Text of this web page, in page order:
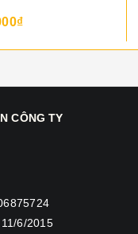
CÔNG TY
6/2015